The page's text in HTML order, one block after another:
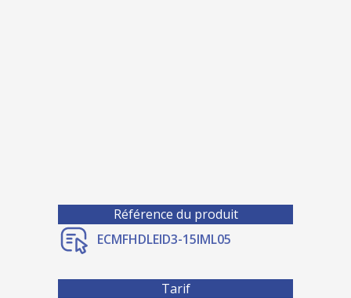
Référence du produit
ECMFHDLEID3-15IML05
Tarif